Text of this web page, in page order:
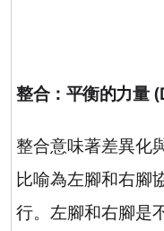
整合：平衡的力量 (
整合意味著差異化
比喻為左腳和右腳
行。左腳和右腳是